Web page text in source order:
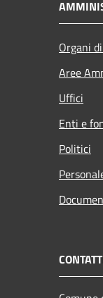
Organi
Aree
Uffici
Enti e
Politici